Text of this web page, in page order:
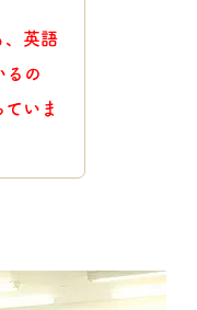
、英語
るの
いま